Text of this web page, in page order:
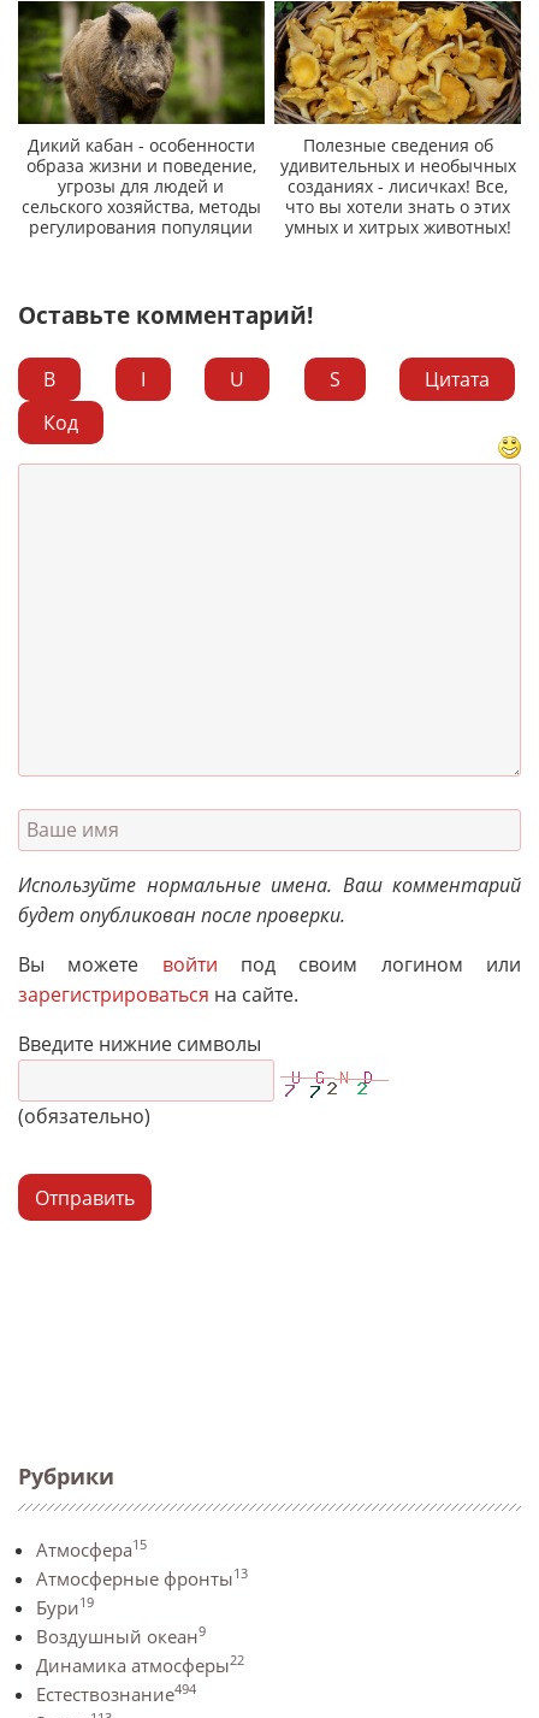
Рубрики
Атмосфера15
Атмосферные фронты13
Бури19
Воздушный океан9
Динамика атмосферы22
Естествознание494
Дикий кабан - особенности
образа жизни и поведение,
угрозы для людей и
сельского хозяйства, методы
регулирования популяции
Полезные сведения об
удивительных и необычных
созданиях - лисичках! Все,
что вы хотели знать о этих
умных и хитрых животных!
Оставьте комментарий!
B I U S
Цитата
Код
Используйте нормальные имена. Ваш комментарий
будет опубликован после проверки.
Вы можете войти под своим логином или
зарегистрироваться на сайте.
Введите нижние символы
(обязательно)
Отправить